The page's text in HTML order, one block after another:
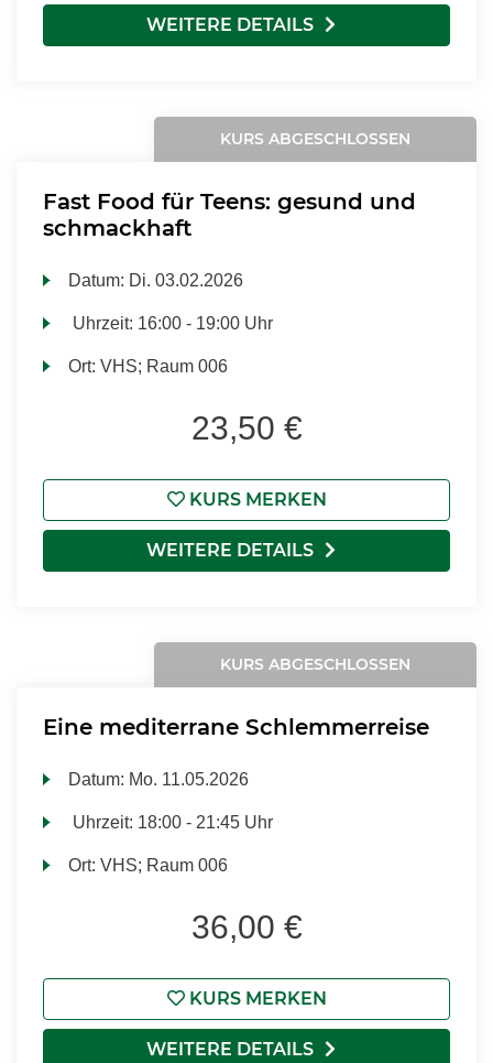
WEITERE DETAILS
KURS ABGESCHLOSSEN
Fast Food für Teens: gesund und
schmackhaft
Datum: Di. 03.02.2026
Uhrzeit: 16:00 - 19:00 Uhr
Ort:VHS; Raum 006
23,50 €
KURS MERKEN
WEITERE DETAILS
KURS ABGESCHLOSSEN
Eine mediterrane Schlemmerreise
Datum: Mo. 11.05.2026
Uhrzeit: 18:00 - 21:45 Uhr
Ort:VHS; Raum 006
36,00 €
KURS MERKEN
WEITERE DETAILS